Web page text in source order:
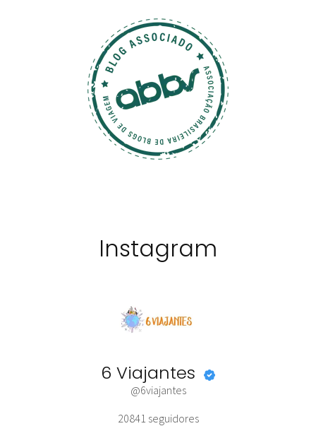
Instagram
6 Viajantes
@6viajantes
20841 seguidores